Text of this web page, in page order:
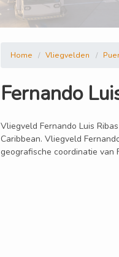
Home Vliegvelden
Fernando
Vliegveld Fernando Luis
Caribbean. Vliegveld
geografische coordinatie van